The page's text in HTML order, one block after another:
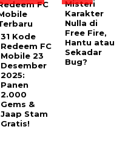
31 Kode
Redeem FC
Mobile 23
Desember
2025:
Panen
2.000
Gems &
Jaap Stam
Gratis!
Misteri
Karakter
Nulla di
Free Fire,
Hantu atau
Sekadar
Bug?